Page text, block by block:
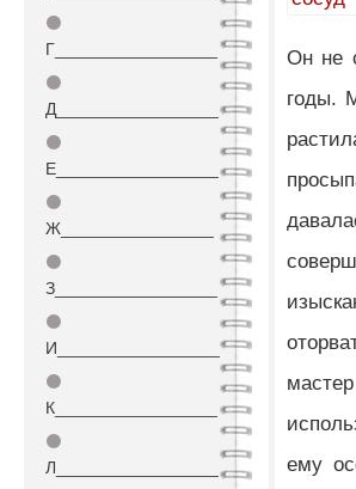
⚫
Г_________________
⚫
Д_________________
⚫
Е_________________
⚫
Ж________________
⚫
З_________________
⚫
И_________________
⚫
К_________________
⚫
Л_________________
Он не
годы.
ему